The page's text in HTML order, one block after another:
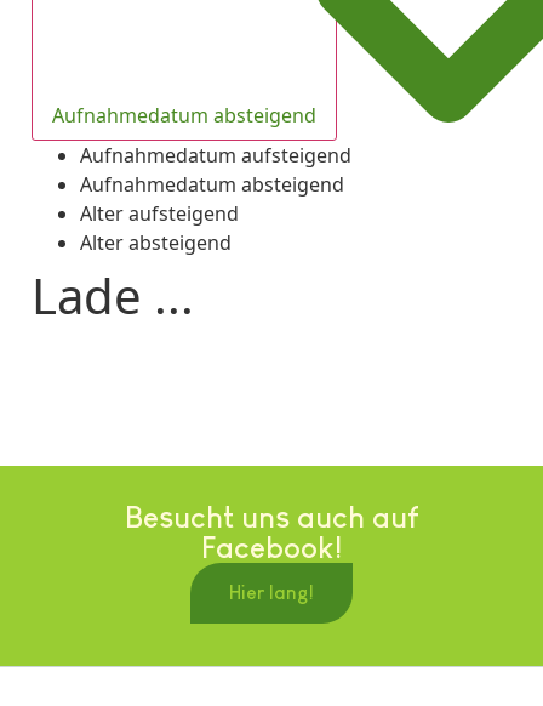
Aufnahmedatum absteigend
Aufnahmedatum aufsteigend
Aufnahmedatum absteigend
Alter aufsteigend
Alter absteigend
Lade ...
Besucht uns auch auf
Facebook!
Hier lang!